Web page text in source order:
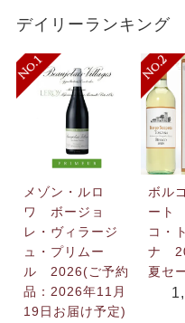
デイリーランキング
メゾン・ルロ
ワ ボージョ
レ・ヴィラージ
ュ・プリムー
ル 2026(ご予約
品：2026年11月
19日お届け予定)
ボル
ート
コ・
ナ
夏セ